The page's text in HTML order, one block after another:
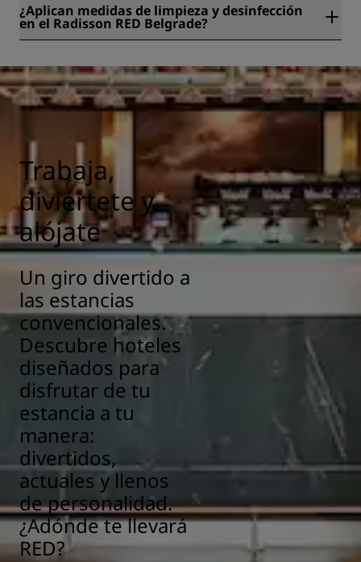
¿Aplican medidas de limpieza y desinfección
en el Radisson RED Belgrade?
nuestros huéspedes. Más información:
https://www.radissonhotels.com/es-es/salud-seguridad
Trabaja,
diviértete y
alójate
Un giro divertido a
las estancias
convencionales.
Descubre hoteles
diseñados para
disfrutar de tu
estancia a tu
manera:
divertidos,
actuales y llenos
de personalidad.
¿Adónde te llevará
RED?